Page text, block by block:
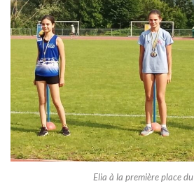
Elia à la première place